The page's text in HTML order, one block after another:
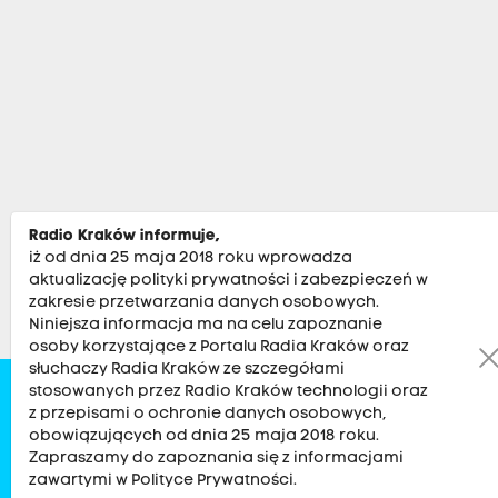
Zobacz Kultura Sport Muzyka Audycje
RADIO KRAKÓW SA. Aleja Juliusza Słowackiego 22, 30-007
Radio Kraków informuje,
iż od dnia 25 maja 2018 roku wprowadza
aktualizację polityki prywatności i zabezpieczeń w
zakresie przetwarzania danych osobowych.
Niniejsza informacja ma na celu zapoznanie
osoby korzystające z Portalu Radia Kraków oraz
słuchaczy Radia Kraków ze szczegółami
stosowanych przez Radio Kraków technologii oraz
z przepisami o ochronie danych osobowych,
obowiązujących od dnia 25 maja 2018 roku.
Zapraszamy do zapoznania się z informacjami
zawartymi w Polityce Prywatności.